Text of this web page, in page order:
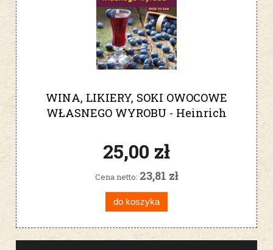
WINA, LIKIERY, SOKI OWOCOWE
WŁASNEGO WYROBU - Heinrich
25,00 zł
Cena netto: 23,81 zł
do koszyka